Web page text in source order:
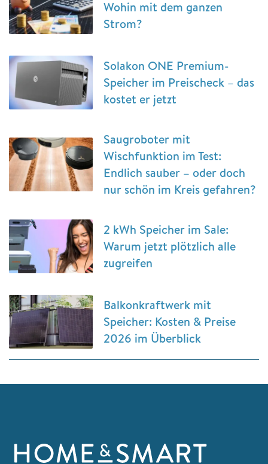
Wohin mit dem ganzen
Strom?
Solakon ONE Premium-
Speicher im Preischeck – das
kostet er jetzt
Saugroboter mit
Wischfunktion im Test:
Endlich sauber – oder doch
nur schön im Kreis gefahren?
2 kWh Speicher im Sale:
Warum jetzt plötzlich alle
zugreifen
Balkonkraftwerk mit
Speicher: Kosten & Preise
2026 im Überblick